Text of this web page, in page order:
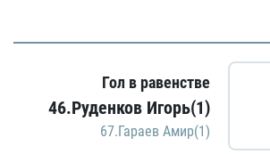
Гол в равенстве
46.Руденков Игорь(1)
67.Гараев Амир(1)